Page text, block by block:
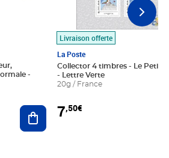
Ajouter au panier
Livraison offerte
La Poste
Collector 4 timbres - Le Petit
- Lettre Verte
20g / France
7,50€